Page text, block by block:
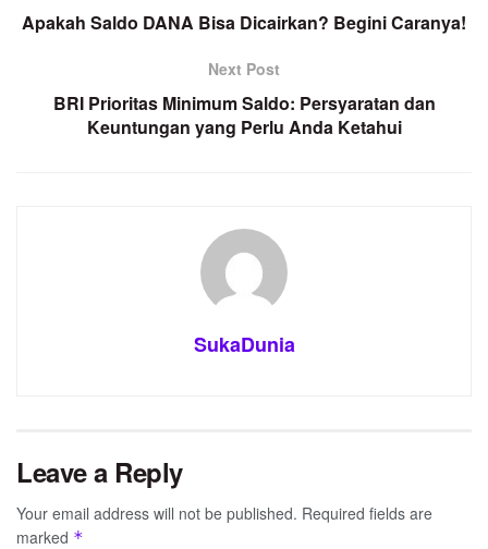
Apakah Saldo DANA Bisa Dicairkan? Begini Caranya!
Next Post
BRI Prioritas Minimum Saldo: Persyaratan dan
Keuntungan yang Perlu Anda Ketahui
SukaDunia
Leave a Reply
Your email address will not be published. Required fields are
marked *